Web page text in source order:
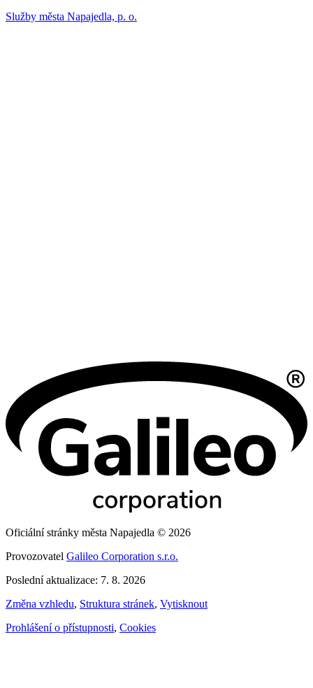
Služby města Napajedla, p. o.
Oficiální stránky města Napajedla © 2026
Provozovatel Galileo Corporation s.r.o.
Poslední aktualizace: 7. 8. 2026
Změna vzhledu, Struktura stránek, Vytisknout
Prohlášení o přístupnosti, Cookies